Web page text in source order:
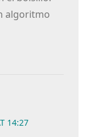
algoritmo
14:27